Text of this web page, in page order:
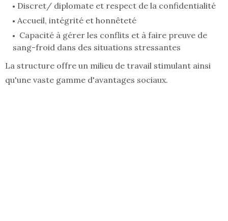
Discret/ diplomate et respect de la confidentialité
Accueil, intégrité et honnêteté
Capacité à gérer les conflits et à faire preuve de
sang-froid dans des situations stressantes
La structure offre un milieu de travail stimulant ainsi
qu'une vaste gamme d'avantages sociaux.